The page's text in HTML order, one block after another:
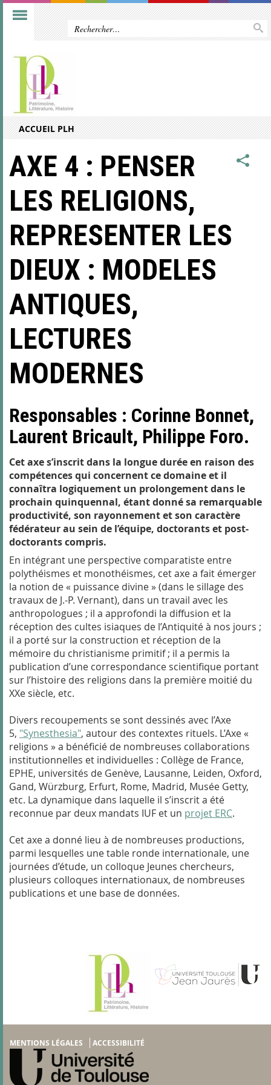
ACCUEIL PLH
AXE 4 : PENSER
LES RELIGIONS,
REPRESENTER LES
DIEUX : MODELES
ANTIQUES,
LECTURES
MODERNES
Responsables : Corinne Bonnet,
Laurent Bricault, Philippe Foro.
Cet axe s’inscrit dans la longue durée en raison des
compétences qui concernent ce domaine et il
connaîtra logiquement un prolongement dans le
prochain quinquennal, étant donné sa remarquable
productivité, son rayonnement et son caractère
fédérateur au sein de l’équipe, doctorants et post-
doctorants compris.
En intégrant une perspective comparatiste entre
polythéismes et monothéismes, cet axe a fait émerger
la notion de « puissance divine » (dans le sillage des
travaux de J.-P. Vernant), dans un travail avec les
anthropologues ; il a approfondi la diffusion et la
réception des cultes isiaques de l’Antiquité à nos jours ;
il a porté sur la construction et réception de la
mémoire du christianisme primitif ; il a permis la
publication d’une correspondance scientifique portant
sur l’histoire des religions dans la première moitié du
XXe siècle, etc.
Divers recoupements se sont dessinés avec l’Axe
5, "Synesthesia", autour des contextes rituels. L’Axe «
religions » a bénéficié de nombreuses collaborations
institutionnelles et individuelles : Collège de France,
EPHE, universités de Genève, Lausanne, Leiden, Oxford,
Gand, Würzburg, Erfurt, Rome, Madrid, Musée Getty,
etc. La dynamique dans laquelle il s’inscrit a été
reconnue par deux mandats IUF et un projet ERC.
Cet axe a donné lieu à de nombreuses productions,
parmi lesquelles une table ronde internationale, une
journées d’étude, un colloque Jeunes chercheurs,
plusieurs colloques internationaux, de nombreuses
publications et une base de données.
MENTIONS LÉGALES ACCESSIBILITÉ